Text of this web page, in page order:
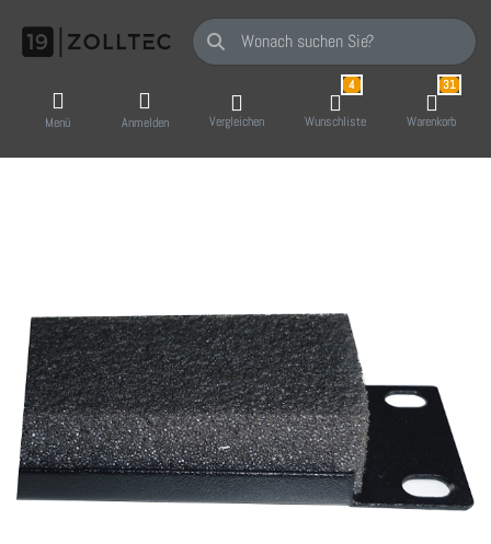
Geben Sie einen Suchbegriff ein. Während
Menü Anmelden Vergleichen
4
Wunschliste
31
Warenkorb